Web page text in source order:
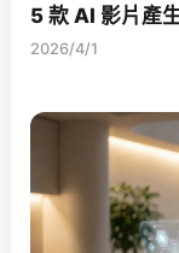
5 款 AI 影片產
2026/4/1